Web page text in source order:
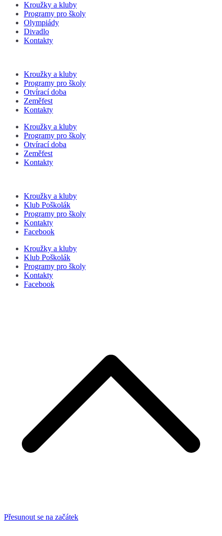
Kroužky a kluby
Programy pro školy
Olympiády
Divadlo
Kontakty
Kroužky a kluby
Programy pro školy
Otvírací doba
Zeměfest
Kontakty
Kroužky a kluby
Programy pro školy
Otvírací doba
Zeměfest
Kontakty
Kroužky a kluby
Klub Poškolák
Programy pro školy
Kontakty
Facebook
Kroužky a kluby
Klub Poškolák
Programy pro školy
Kontakty
Facebook
Přesunout se na začátek